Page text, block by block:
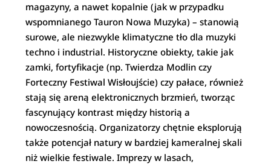
magazyny, a nawet kopalnie (jak w przypadku
wspomnianego Tauron Nowa Muzyka) – stanowią
surowe, ale niezwykle klimatyczne tło dla muzyki
techno i industrial. Historyczne obiekty, takie jak
zamki, fortyfikacje (np. Twierdza Modlin czy
Forteczny Festiwal Wisłoujście) czy pałace, również
stają się areną elektronicznych brzmień, tworząc
fascynujący kontrast między historią a
nowoczesnością. Organizatorzy chętnie eksplorują
także potencjał natury w bardziej kameralnej skali
niż wielkie festiwale. Imprezy w lasach,